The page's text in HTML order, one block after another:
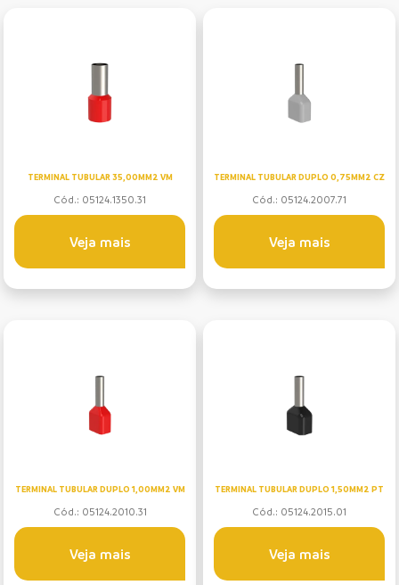
TERMINAL TUBULAR 35,00MM2 VM
Cód.: 05124.1350.31
Veja mais
TERMINAL TUBULAR DUPLO 0,75MM2 CZ
Cód.: 05124.2007.71
Veja mais
TERMINAL TUBULAR DUPLO 1,00MM2 VM
Cód.: 05124.2010.31
Veja mais
TERMINAL TUBULAR DUPLO 1,50MM2 PT
Cód.: 05124.2015.01
Veja mais